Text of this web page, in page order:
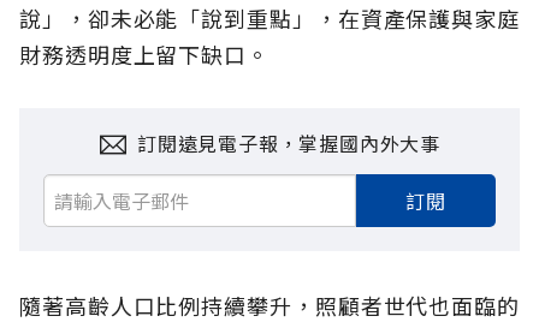
說」，卻未必能「說到重點」，在資產保護與家庭
財務透明度上留下缺口。
訂閱遠見電子報，掌握國內外大事
訂閱
隨著高齡人口比例持續攀升，照顧者世代也面臨的